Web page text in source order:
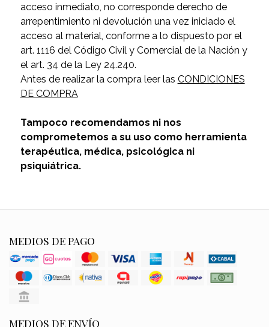
acceso inmediato, no corresponde derecho de
arrepentimiento ni devolución una vez iniciado el
acceso al material, conforme a lo dispuesto por el
art. 1116 del Código Civil y Comercial de la Nación y
el art. 34 de la Ley 24.240.
Antes de realizar la compra leer las CONDICIONES
DE COMPRA
Tampoco recomendamos ni nos
comprometemos a su uso como herramienta
terapéutica, médica, psicológica ni
psiquiátrica.
MEDIOS DE PAGO
MEDIOS DE ENVÍO